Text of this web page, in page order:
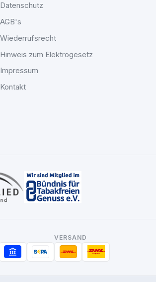
Datenschutz
AGB's
Wiederrufsrecht
Hinweis zum Elektrogesetz
Impressum
Kontakt
VERSAND